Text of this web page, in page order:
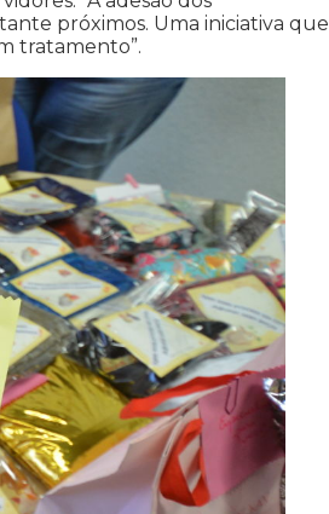
próximos. Uma iniciativa que
tratamento”.